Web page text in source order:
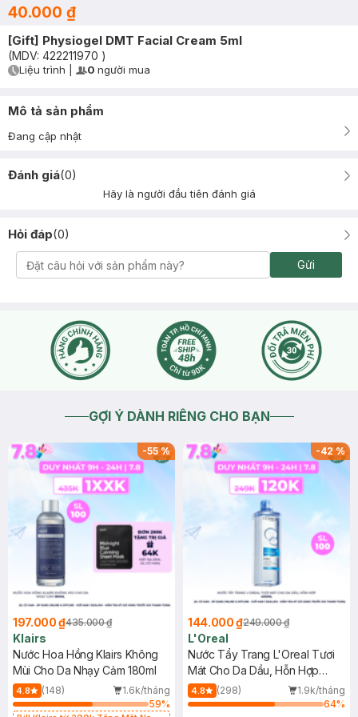
40.000 ₫
[Gift] Physiogel DMT Facial Cream 5ml
(MDV: 422211970 )
Timer Gray Icon
Liệu trình User Product Icon
0 người mua
Mô tả sản phẩm
Đang cập nhật
Đánh giá(0)
Hãy là người đầu tiên đánh giá
Hỏi đáp(0)
Gửi
GỢI Ý DÀNH RIÊNG CHO BẠN
-55%
197.000 ₫435.000 ₫
Klairs
Nước Hoa Hồng Klairs Không
Mùi Cho Da Nhạy Cảm 180ml
4.8 (148)
1.6k/tháng
59%
-42%
144.000 ₫249.000 ₫
L'Oreal
Nước Tẩy Trang L'Oreal Tươi
Mát Cho Da Dầu, Hỗn Hợp
400ml
4.8 (298)
1.9k/tháng
64%